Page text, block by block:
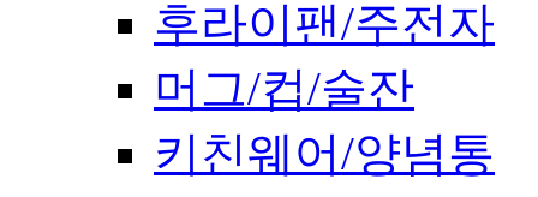
후라이팬/주전자
머그/컵/술잔
키친웨어/양념통